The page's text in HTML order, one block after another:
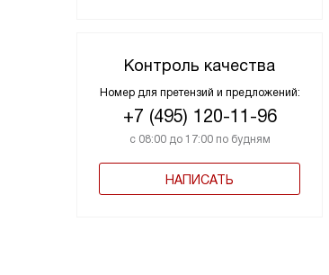
Контроль качества
Номер для претензий и предложений:
+7 (495) 120-11-96
с 08:00 до 17:00 по будням
НАПИСАТЬ